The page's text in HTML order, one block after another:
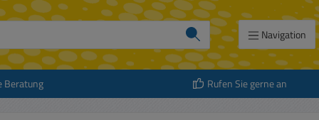
Navigation
Beratung Rufen Sie gerne an